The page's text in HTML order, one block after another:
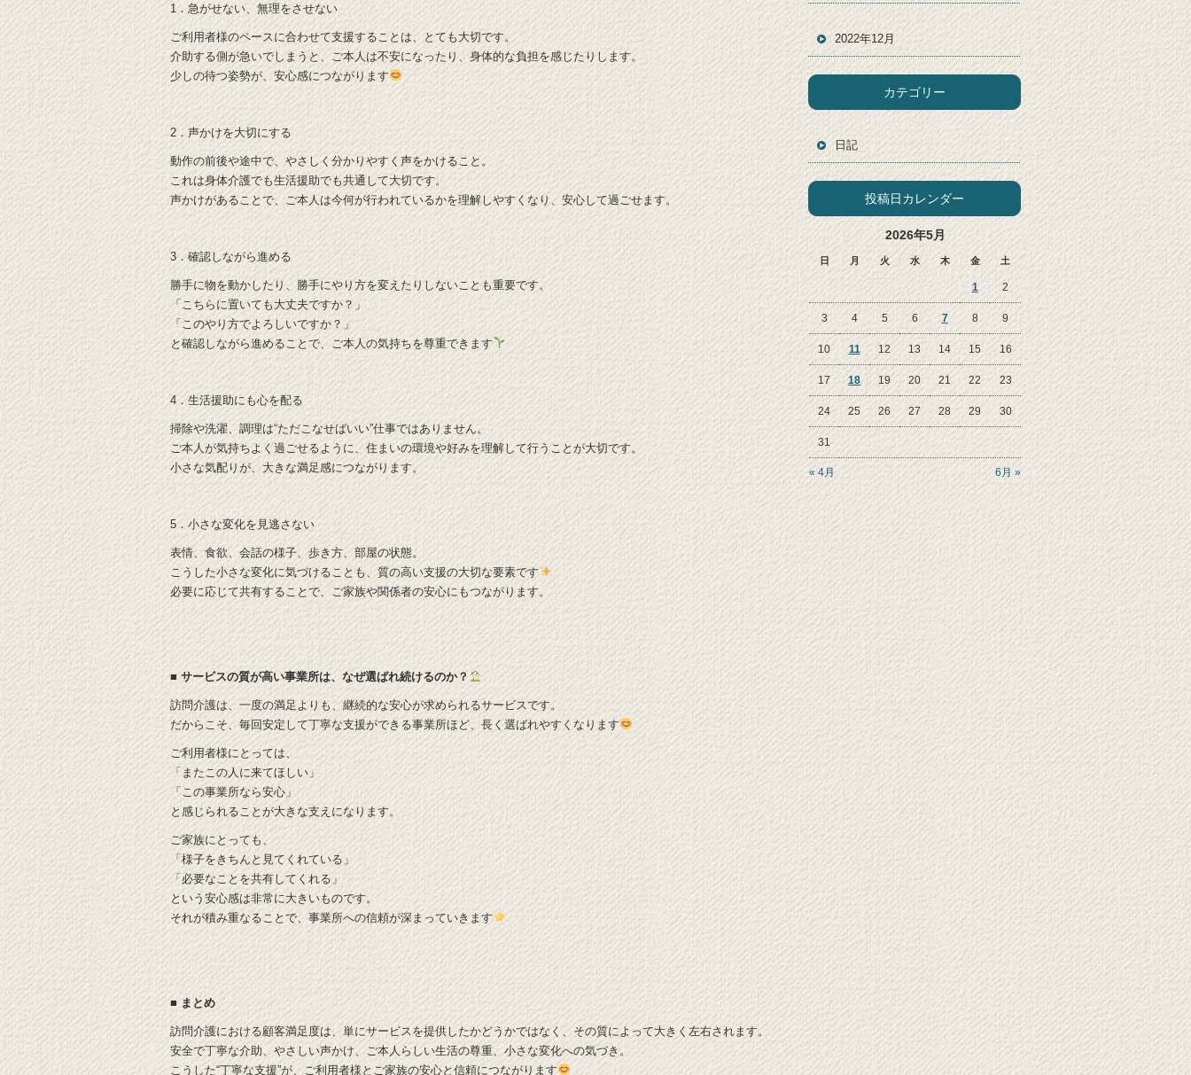
1．急がせない、無理をさせない
ご利用者様のペースに合わせて支援することは、とても大切です。
介助する側が急いでしまうと、ご本人は不安になったり、身体的な負担を感じたりします。
少しの待つ姿勢が、安心感につながります
2．声かけを大切にする
動作の前後や途中で、やさしく分かりやすく声をかけること。
これは身体介護でも生活援助でも共通して大切です。
声かけがあることで、ご本人は今何が行われているかを理解しやすくなり、安心して過ごせます。
3．確認しながら進める
勝手に物を動かしたり、勝手にやり方を変えたりしないことも重要です。
「こちらに置いても大丈夫ですか？」
「このやり方でよろしいですか？」
と確認しながら進めることで、ご本人の気持ちを尊重できます
4．生活援助にも心を配る
掃除や洗濯、調理は“ただこなせばいい”仕事ではありません。
ご本人が気持ちよく過ごせるように、住まいの環境や好みを理解して行うことが大切です。
小さな気配りが、大きな満足感につながります。
5．小さな変化を見逃さない
表情、食欲、会話の様子、歩き方、部屋の状態。
こうした小さな変化に気づけることも、質の高い支援の大切な要素です
必要に応じて共有することで、ご家族や関係者の安心にもつながります。
■ サービスの質が高い事業所は、なぜ選ばれ続けるのか？
訪問介護は、一度の満足よりも、継続的な安心が求められるサービスです。
だからこそ、毎回安定して丁寧な支援ができる事業所ほど、長く選ばれやすくなります
ご利用者様にとっては、
「またこの人に来てほしい」
「この事業所なら安心」
と感じられることが大きな支えになります。
ご家族にとっても、
「様子をきちんと見てくれている」
「必要なことを共有してくれる」
という安心感は非常に大きいものです。
それが積み重なることで、事業所への信頼が深まっていきます
■ まとめ
訪問介護における顧客満足度は、単にサービスを提供したかどうかではなく、その質によって大きく左右されます。
安全で丁寧な介助、やさしい声かけ、ご本人らしい生活の尊重、小さな変化への気づき。
こうした“丁寧な支援”が、ご利用者様とご家族の安心と信頼につながります
2022年12月
カテゴリー
日記
投稿日カレンダー
2026年5月
日 月 火 水 木 金 土
« 4月 6月 »
1 2
3 4 5 6 7 8 9
10 11 12 13 14 15 16
17 18 19 20 21 22 23
24 25 26 27 28 29 30
31